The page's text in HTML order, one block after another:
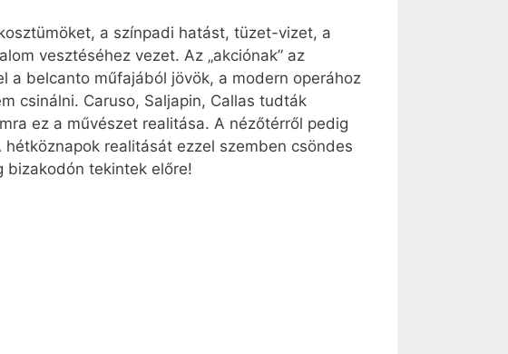
a színpadi hatást, tüzet-vizet, a
vesztéséhez vezet. Az „akciónak” az
a belcanto műfajából jövök, a modern operához
csinálni. Caruso, Saljapin, Callas tudták
ez a művészet realitása. A nézőtérről pedig
realitását ezzel szemben csöndes
bizakodón tekintek előre!